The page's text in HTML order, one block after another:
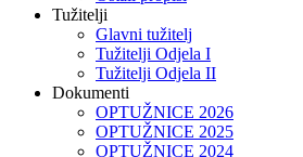
Tužitelji
Glavni tužitelj
Tužitelji Odjela I
Tužitelji Odjela II
Dokumenti
OPTUŽNICE 2026
OPTUŽNICE 2025
OPTUŽNICE 2024